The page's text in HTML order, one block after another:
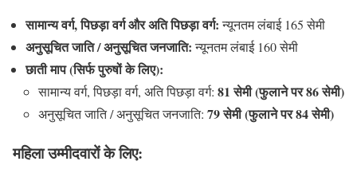
सामान्य वर्ग, पिछड़ा वर्ग और अति पिछड़ा वर्ग:न्यूनतम लंबाई 165 सेमी
अनुसूचित जाति / अनुसूचित जनजाति:न्यूनतम लंबाई 160 सेमी
छाती माप (सिर्फ पुरुषों के लिए):
सामान्य वर्ग, पिछड़ा वर्ग, अति पिछड़ा वर्ग: 81 सेमी (फुलाने पर 86 सेमी)
अनुसूचित जाति / अनुसूचित जनजाति: 79 सेमी (फुलाने पर 84 सेमी)
महिला उम्मीदवारों के लिए: